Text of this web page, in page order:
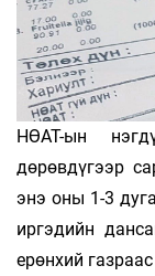
НӨАТ-ын
дөрөвдүгээр
энэ оны 1-3
иргэдийн
ерөнхий